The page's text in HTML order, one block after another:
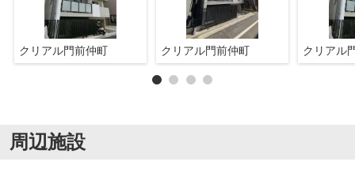
クリアル門前仲町 クリアル門前仲町 クリアル
周辺施設